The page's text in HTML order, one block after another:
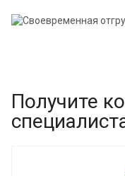
Получите